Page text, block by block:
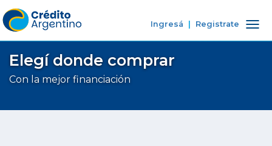
Ingresá Registrate
Elegí donde comprar
Con la mejor financiación